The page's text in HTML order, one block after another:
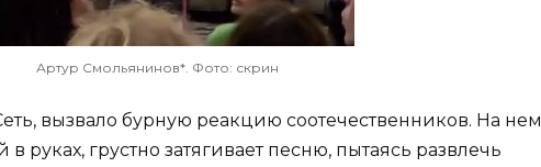
Артур Смольянинов*. Фото: скрин
вызвало бурную реакцию соотечественников. На нем
в руках, грустно затягивает песню, пытаясь развлечь